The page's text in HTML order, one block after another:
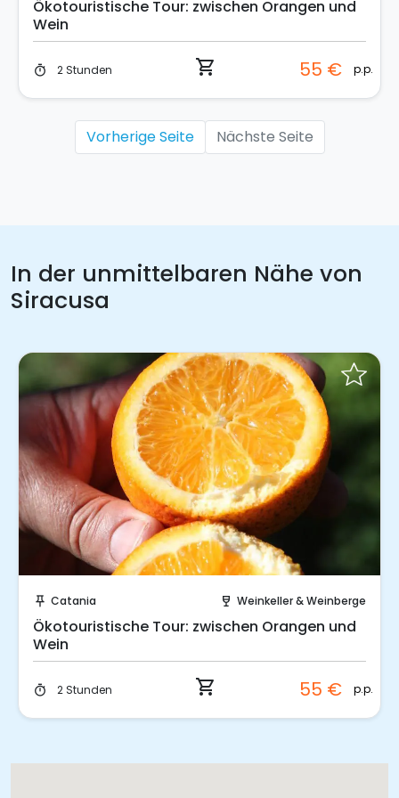
Ökotouristische Tour: zwischen Orangen und
Wein
timer 2 Stunden shopping_cart 55 € p.p.
Vorherige Seite Nächste Seite
In der unmittelbaren Nähe von
Siracusa
push_pin Catania wine_bar Weinkeller & Weinberge
Ökotouristische Tour: zwischen Orangen und
Wein
timer 2 Stunden shopping_cart 55 € p.p.